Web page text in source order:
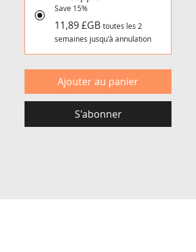
Save 15%
11,89 £GB toutes les 2
semaines jusqu'à annulation
Ajouter au panier
S'abonner